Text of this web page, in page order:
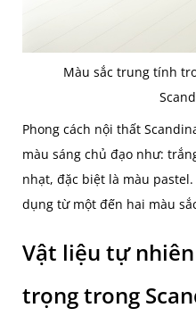
Màu sắc trung tính
Phong cách nội thất
màu sáng chủ đạo như:
nhạt, đặc biệt là màu
dụng từ một đến hai màu
Vật liệu tự
trọng trong